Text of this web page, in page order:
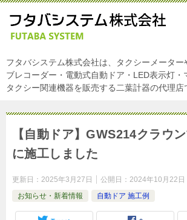
フタバシステム株式会社は、タクシーメーター
ブレコーダー・電動式自動ドア・LED表示灯・
タクシー関連機器を販売する二葉計器の代理店
【自動ドア】GWS214クラウ
に施工しました
更新日： 2025年3月27日 公開日： 2024年10月22日
お知らせ・新着情報
自動ドア 施工例